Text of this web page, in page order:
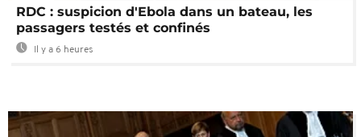
RDC : suspicion d'Ebola dans un bateau, les
passagers testés et confinés
Il y a 6 heures